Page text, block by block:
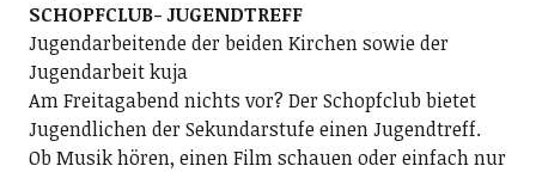
SCHOPFCLUB- JUGENDTREFF
Jugendarbeitende der beiden Kirchen sowie der
Jugendarbeit kuja
Am Freitagabend nichts vor? Der Schopfclub bietet
Jugendlichen der Sekundarstufe einen Jugendtreff.
Ob Musik hören, einen Film schauen oder einfach nur